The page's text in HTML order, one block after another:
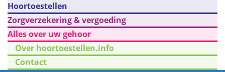
Hoortoestellen
Zorgverzekering & vergoeding
Alles over uw gehoor
Over hoortoestellen.info
Contact